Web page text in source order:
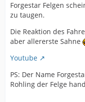
Forgestar Felgen
zu taugen.
Die Reaktion des
aber allererste Sahne
Youtube
PS: Der Name
Rohling der Felge